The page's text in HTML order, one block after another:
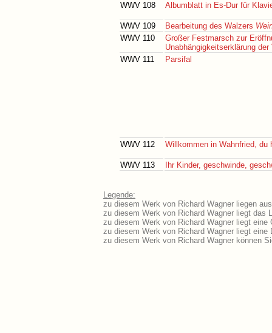
WWV 108
Albumblatt in Es-Dur für
WWV 109 Bearbeitung des Walzers
WWV 110
Großer Festmarsch zur
Unabhängigkeitserklärung
WWV 111
Parsifal
WWV 112 Willkommen in Wahnfried, du
WWV 113 Ihr Kinder, geschwinde,
Legende:
zu diesem Werk von Richard Wagner liegen
zu diesem Werk von Richard Wagner liegt das
zu diesem Werk von Richard Wagner liegt eine
zu diesem Werk von Richard Wagner liegt eine
zu diesem Werk von Richard Wagner können